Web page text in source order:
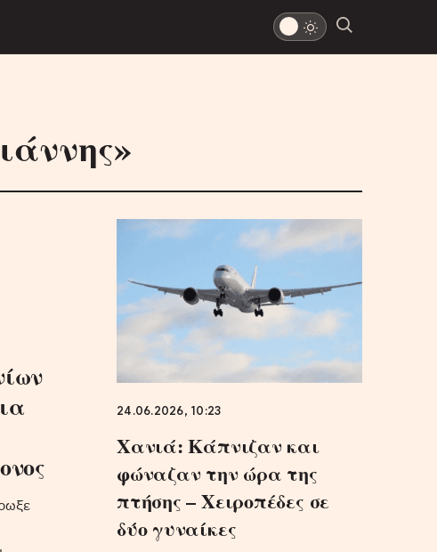
24.06.2026, 10:23
Χανιά: Kάπνιζαν και
φώναζαν την ώρα της
πτήσης – Xειροπέδες σε
δύο γυναίκες